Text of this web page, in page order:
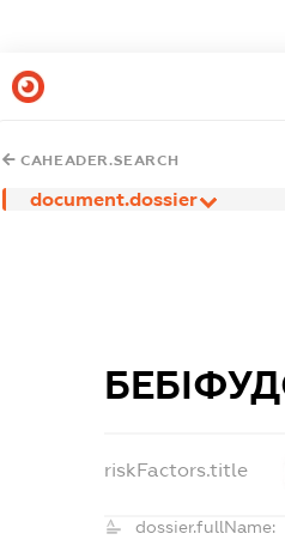
CAHEADER.SEARCH
document.dossier
riskFactors.title
dossier.fullName: